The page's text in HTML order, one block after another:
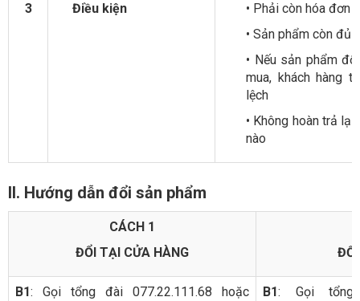
3 Điều kiện
• Phải còn hóa đơn
• Sản phẩm còn đủ
• Nếu sản phẩm
mua, khách hàng
lệch
• Không hoàn trả
nào
II. Hướng dẫn đổi sản phẩm
CÁCH 1
ĐỔI TẠI CỬA HÀNG
B1: Gọi tổng đài 077.22.111.68 hoặc
B1: Gọi tổng